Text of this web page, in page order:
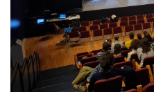
Editorial